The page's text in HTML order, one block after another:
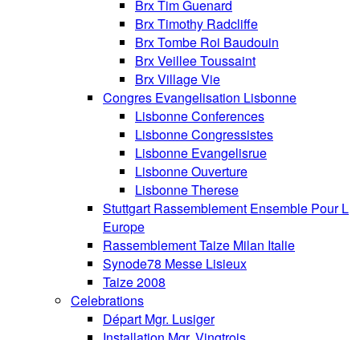
Brx Tim Guenard
Brx Timothy Radcliffe
Brx Tombe Roi Baudouin
Brx Veillee Toussaint
Brx Village Vie
Congres Evangelisation Lisbonne
Lisbonne Conferences
Lisbonne Congressistes
Lisbonne Evangelisrue
Lisbonne Ouverture
Lisbonne Therese
Stuttgart Rassemblement Ensemble Pour L
Europe
Rassemblement Taize Milan Italie
Synode78 Messe Lisieux
Taize 2008
Celebrations
Départ Mgr. Lusiger